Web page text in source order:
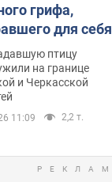
грифа,
для себя
маршрут.
птицу
на границе
и Черкасской
11:09 2,2 т.